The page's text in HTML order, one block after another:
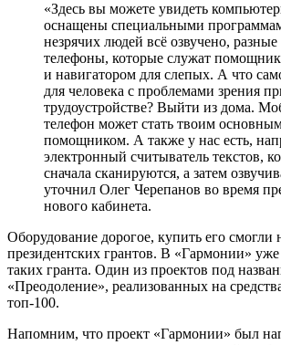
«Здесь вы можете увидеть
оснащены специальными
незрячих людей всё озвучено,
телефоны, которые служат
и навигатором для слепых. А что
для человека с проблемами зрения
трудоустройстве? Выйти из дома.
телефон может стать твоим
помощником. А также у нас есть,
электронный считыватель текстов,
сначала сканируются, а затем
уточнил Олег Черепанов во время
нового кабинета.
Оборудование дорогое, купить его смогли
президентских грантов. В «Гармонии»
таких гранта. Один из проектов под
«Преодоление», реализованных на
топ-100.
Напомним, что проект «Гармонии» был